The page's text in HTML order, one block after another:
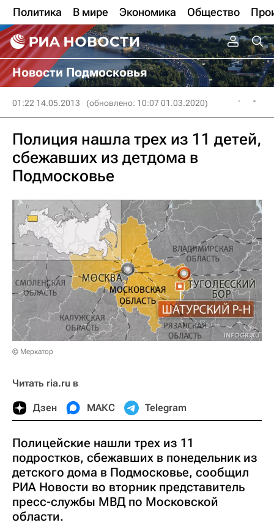
Политика В мире Экономика Общество
Новости Подмосковья
01:22 14.05.2013 (обновлено: 10:07 01.03.2020)
Полиция нашла трех из 11 детей,
сбежавших из детдома в
Подмосковье
© Меркатор
Читать ria.ru в
Дзен МАКС Telegram
Полицейские нашли трех из 11
подростков, сбежавших в понедельник из
детского дома в Подмосковье, сообщил
РИА Новости во вторник представитель
пресс-службы МВД по Московской
области.